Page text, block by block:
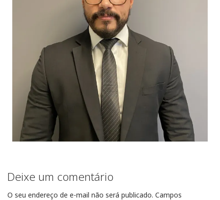
Deixe um comentário
O seu endereço de e-mail não será publicado. Campos